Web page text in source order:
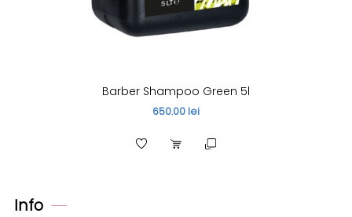
Barber Shampoo Green 5l
650.00 lei
Info